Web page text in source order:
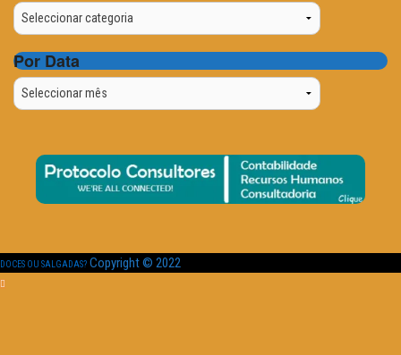
Categorias
Por Data
Por
Data
DOCES OU SALGADAS? Copyright © 2022